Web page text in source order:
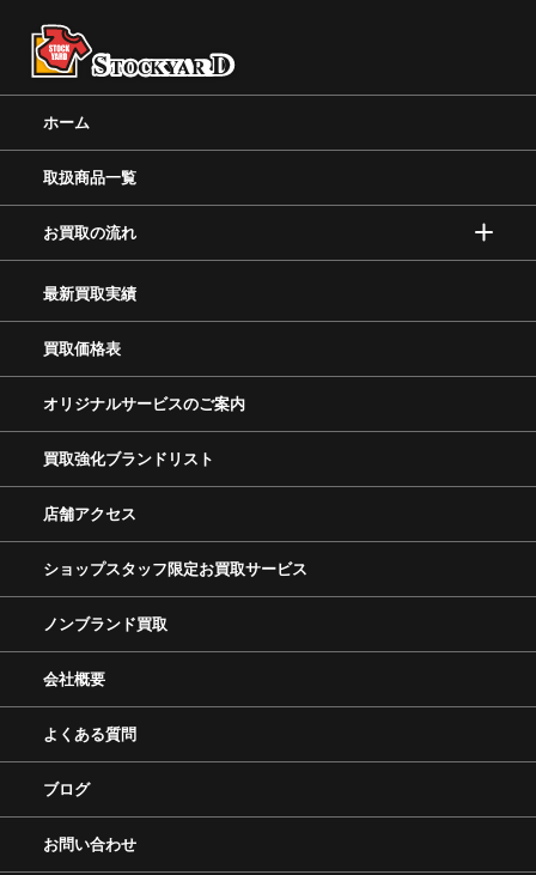
ホーム
取扱商品一覧
お買取の流れ
最新買取実績
買取価格表
オリジナルサービスのご案内
買取強化ブランドリスト
店舗アクセス
ショップスタッフ限定お買取サービス
ノンブランド買取
会社概要
よくある質問
ブログ
お問い合わせ